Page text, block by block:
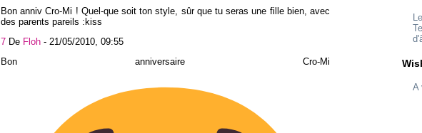
Bon anniv Cro-Mi ! Quel-que soit ton style, sûr que tu seras une fille bien, avec
des parents pareils :kiss
7 De Floh - 21/05/2010, 09:55
Bon anniversaire Cro-Mi
A